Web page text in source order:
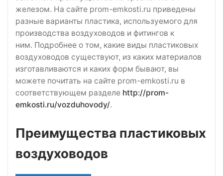
железом. На сайте prom-emkosti.ru приведены
разные варианты пластика, используемого для
производства воздуховодов и фитингов к
ним. Подробнее о том, какие виды пластиковых
воздуховодов существуют, из каких материалов
изготавливаются и каких форм бывают, вы
можете почитать на сайте prom-emkosti.ru в
соответствующем разделе http://prom-
emkosti.ru/vozduhovody/.
Преимущества пластиковых
воздуховодов